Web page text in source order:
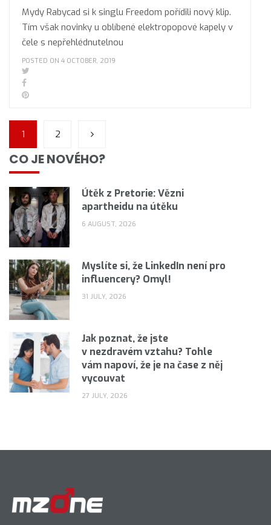
Mydy Rabycad si k singlu Freedom pořídili nový klip.
Tím však novinky u oblíbené elektropopové kapely v
čele s nepřehlédnutelnou
POSTED ON 4 OCTOBER, 2019
1 2
CO JE NOVÉHO?
Útěk z Pretorie: Vězni
apartheidu na útěku
6 AUGUST, 2026
Myslíte si, že LinkedIn není pro
influencery? Omyl!
31 JULY, 2026
Jak poznat, že jste
v nezdravém vztahu? Tohle
vám napoví, že je na čase z něj
vycouvat
27 JULY, 2026